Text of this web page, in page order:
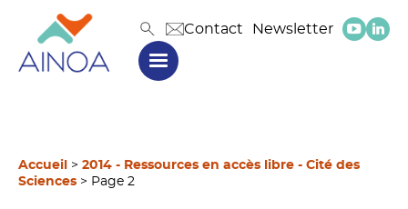
Contact Newsletter
Accueil > 2014 - Ressources en accès libre - Cité des
Sciences > Page 2